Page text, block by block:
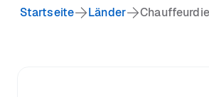
Startseite Länder